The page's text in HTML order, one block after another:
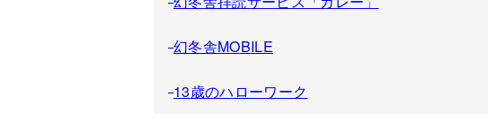
幻冬舎MOBILE
13歳のハローワーク